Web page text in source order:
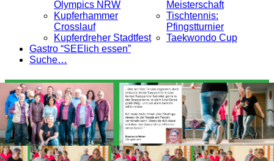
Olympics NRW
Kupferhammer
Crosslauf
Kupferdreher Stadtfest
Meisterschaft
Tischtennis:
Pfingstturnier
Taekwondo Cup
Gastro “SEElich essen”
Suche…